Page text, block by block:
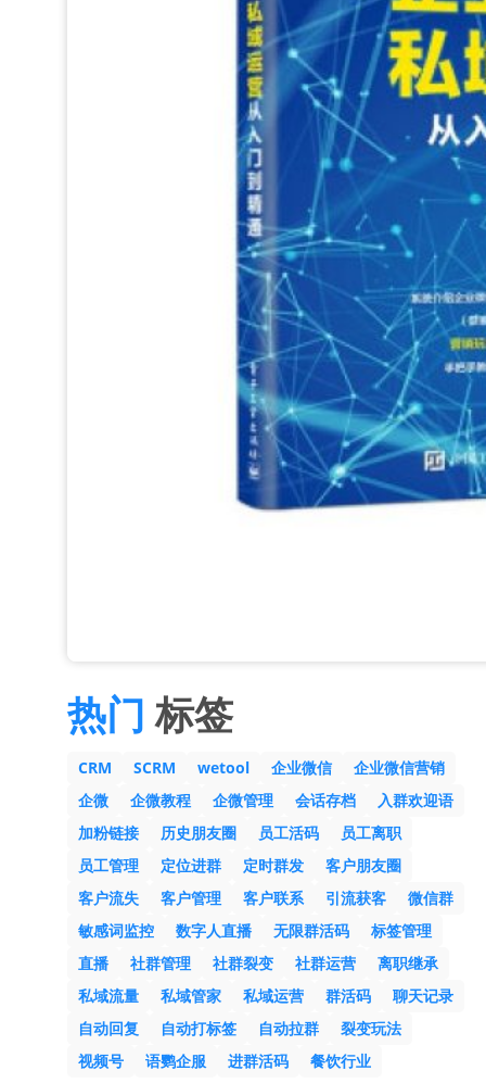
热门 标签
CRM SCRM wetool 企业微信
企业微信营销
企微
企微教程 企微管理 会话存档
入群欢迎语
加粉链接
历史朋友圈 员工活码
员工离职
员工管理
定位进群 定时群发
客户朋友圈
客户流失
客户管理 客户联系 引流获客
微信群
敏感词监控
数字人直播 无限群活码
标签管理
直播
社群管理 社群裂变 社群运营
离职继承
私域流量
私域管家 私域运营 群活码
聊天记录
自动回复
自动打标签 自动拉群
裂变玩法
视频号
语鹦企服 进群活码 餐饮行业